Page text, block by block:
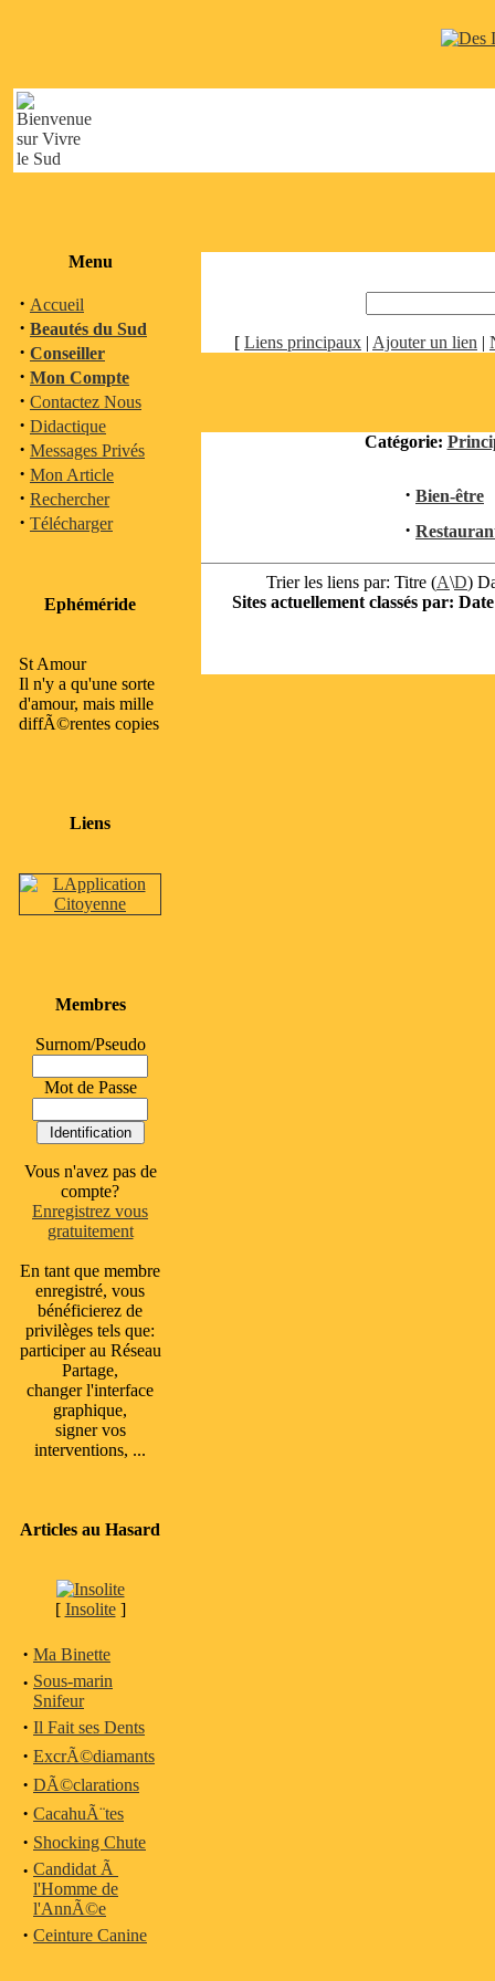
Menu
· Accueil
· Beautés du Sud
· Conseiller
· Mon Compte
· Contactez Nous
· Didactique
· Messages Privés
· Mon Article
· Rechercher
· Télécharger
Ephéméride
St Amour
Il n'y a qu'une sorte
d'amour, mais mille
diffÃ©rentes copies
Liens
Membres
Surnom/Pseudo
Mot de Passe
Vous n'avez pas de
compte?
Enregistrez vous
gratuitement
En tant que membre
enregistré, vous
bénéficierez de
privilèges tels que:
participer au Réseau
Partage,
changer l'interface
graphique,
signer vos
interventions, ...
Articles au Hasard
[ Insolite]
· Ma Binette
· Sous-marin
Snifeur
· Il Fait ses Dents
· ExcrÃ©diamants
· DÃ©clarations
· CacahuÃ¨tes
· Shocking Chute
· Candidat Ã
l'Homme de
l'AnnÃ©e
· Ceinture Canine
[ Liens principaux | Ajouter un lien |
Catégorie:
· Bien-être
·
Trier les liens par: Titre (A\D)
Sites actuellement classés par: